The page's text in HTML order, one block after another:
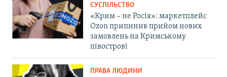
СУСПІЛЬСТВО
«Крим – не Росія»: маркетплейс
Ozon припинив прийом нових
замовлень на Кримському
півострові
ПРАВА ЛЮДИНИ